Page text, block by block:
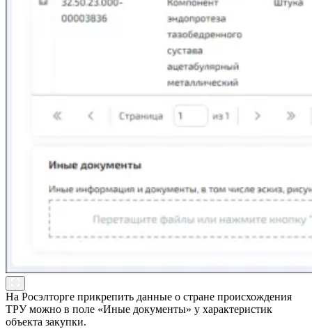
На Росэлторге прикрепить данные о стране происхождения
ТРУ можно в поле «Иные документы» у характеристик
объекта закупки.